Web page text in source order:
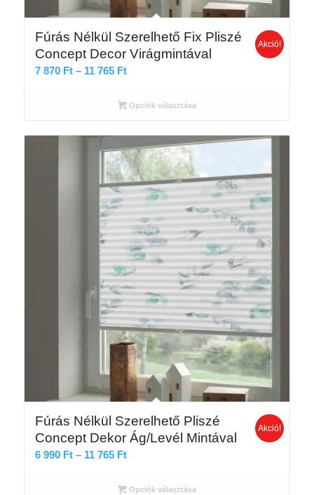
Fúrás Nélkül Szerelhető Fix Pliszé
Concept Decor Virágmintával
7 870 Ft – 11 765 FtÁrtartomány:
870 Ft
11
765 Ft
Akció!
Opciók választása
Fúrás Nélkül Szerelhető Pliszé
Concept Dekor Ág/Levél Mintával
6 990 Ft – 11 765 FtÁrtartomány:
990 Ft
Akció!
Opciók választása